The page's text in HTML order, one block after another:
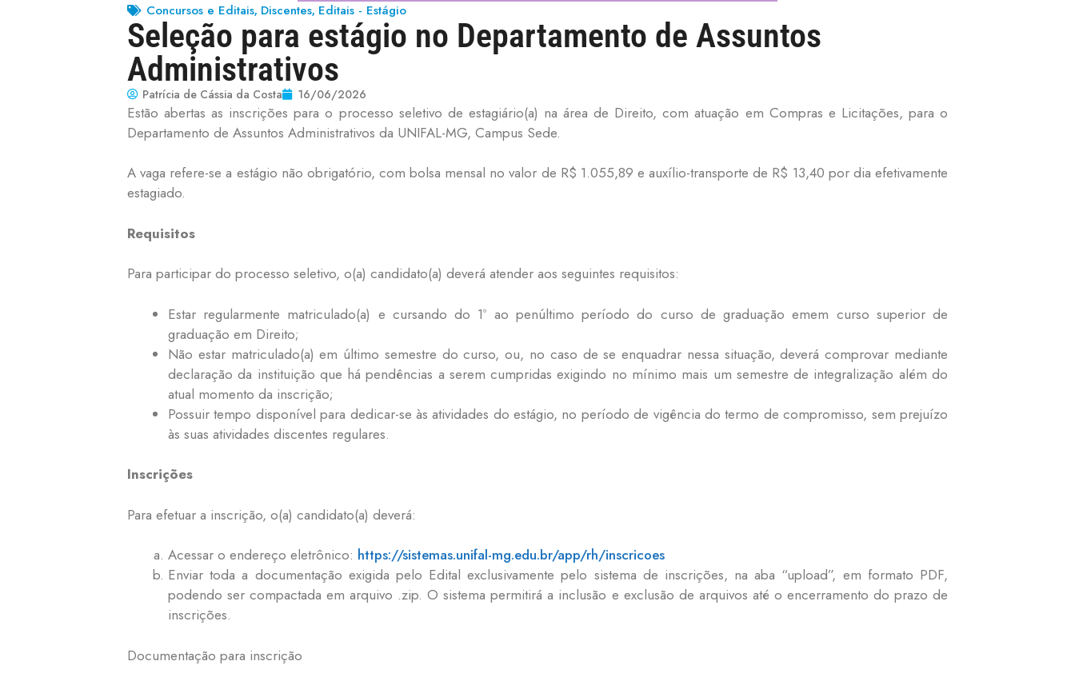
Concursos e Editais, Discentes, Editais - Estágio
Seleção para estágio no Departamento de Assuntos
Administrativos
Patrícia de Cássia da Costa 16/06/2026
Estão abertas as inscrições para o processo seletivo de estagiário(a) na área de Direito, com atuação em Compras e Licitações, para o
Departamento de Assuntos Administrativos da UNIFAL-MG, Campus Sede.
A vaga refere-se a estágio não obrigatório, com bolsa mensal no valor de R$ 1.055,89 e auxílio-transporte de R$ 13,40 por dia efetivamente
estagiado.
Requisitos
Para participar do processo seletivo, o(a) candidato(a) deverá atender aos seguintes requisitos:
Estar regularmente matriculado(a) e cursando do 1º ao penúltimo período do curso de graduação emem curso superior de
graduação em Direito;
Não estar matriculado(a) em último semestre do curso, ou, no caso de se enquadrar nessa situação, deverá comprovar mediante
declaração da instituição que há pendências a serem cumpridas exigindo no mínimo mais um semestre de integralização além do
atual momento da inscrição;
Possuir tempo disponível para dedicar-se às atividades do estágio, no período de vigência do termo de compromisso, sem prejuízo
às suas atividades discentes regulares.
Inscrições
Para efetuar a inscrição, o(a) candidato(a) deverá:
Acessar o endereço eletrônico: https://sistemas.unifal-mg.edu.br/app/rh/inscricoes
Enviar toda a documentação exigida pelo Edital exclusivamente pelo sistema de inscrições, na aba “upload”, em formato PDF,
podendo ser compactada em arquivo .zip. O sistema permitirá a inclusão e exclusão de arquivos até o encerramento do prazo de
inscrições.
Documentação para inscrição